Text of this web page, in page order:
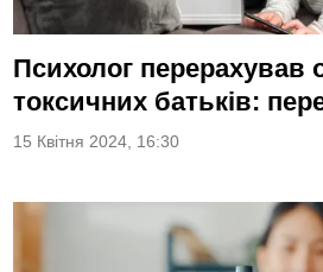
Психолог перерахував
токсичних батьків:
15 Квітня 2024, 16:30